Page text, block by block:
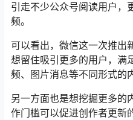
引走不少公众号阅读用户，
频。
可以看出，微信这一次推出
想留住吸引更多的用户，满
频、图片消息等不同形式的
另一方面也是想挖掘更多的
作门槛可以促进创作者更新